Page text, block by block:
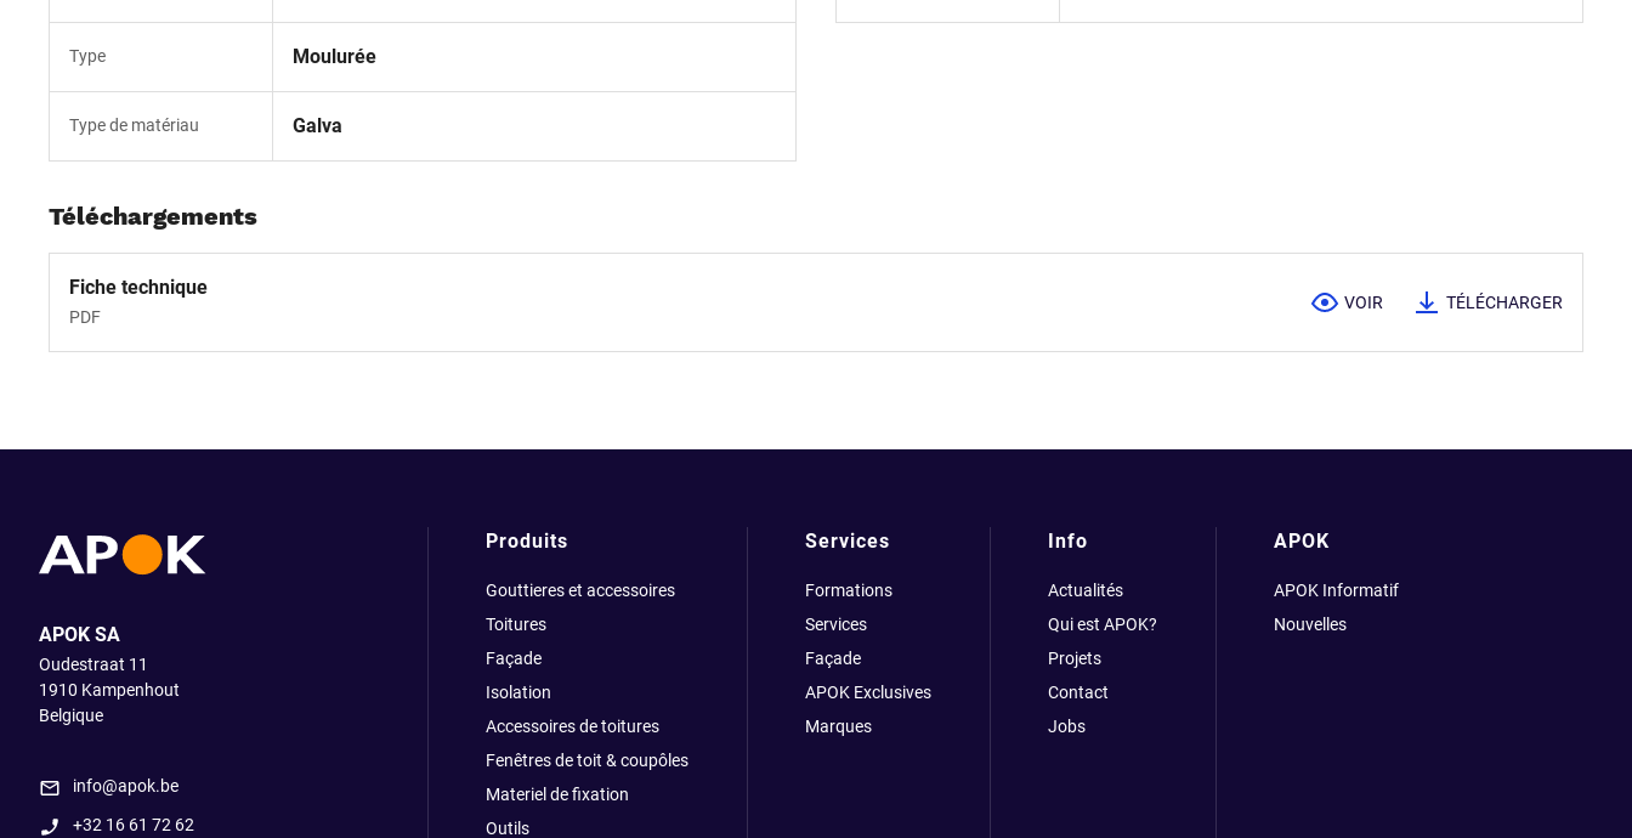
Type Moulurée
Type de matériau Galva
Téléchargements
Fiche technique
PDF
VOIR TÉLÉCHARGER
APOK SA
Oudestraat 11
1910 Kampenhout
Belgique
info@apok.be
+32 16 61 72 62
Produits
Gouttieres et accessoires
Toitures
Façade
Isolation
Accessoires de toitures
Fenêtres de toit & coupôles
Materiel de fixation
Outils
Services
Formations
Services
Façade
APOK Exclusives
Marques
Info
Actualités
Qui est APOK?
Projets
Contact
Jobs
APOK
APOK Informatif
Nouvelles